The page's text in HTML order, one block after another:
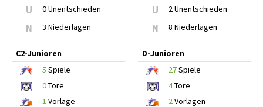
U 0 Unentschieden
N 3 Niederlagen
U 2 Unentschieden
N 8 Niederlagen
C2-Junioren
5 Spiele
0Tore
1 Vorlage
D-Junioren
27Spiele
4Tore
2Vorlagen